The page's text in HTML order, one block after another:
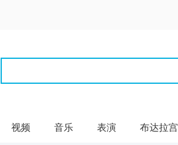
视频 音乐 表演 布达拉宫